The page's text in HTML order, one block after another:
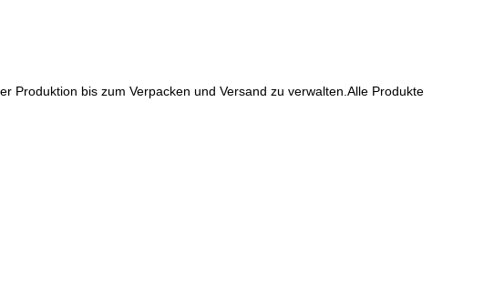
Produktion bis zum Verpacken und Versand zu verwalten.Alle Produkte